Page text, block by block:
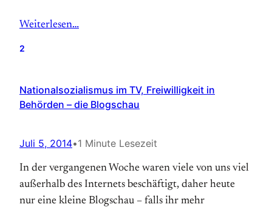
Weiterlesen…
2
Nationalsozialismus im TV, Freiwilligkeit in
Behörden – die Blogschau
Juli 5, 2014•1 Minute Lesezeit
In der vergangenen Woche waren viele von uns viel
außerhalb des Internets beschäftigt, daher heute
nur eine kleine Blogschau – falls ihr mehr